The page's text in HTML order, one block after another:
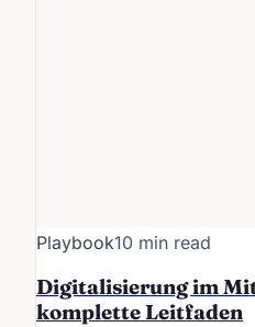
Playbook10 min read
Digitalisierung im
komplette Leitfaden